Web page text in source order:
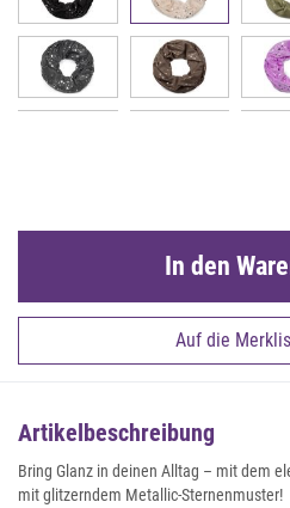
Auf die
In den
Artikelbeschreibung
Bring Glanz in deinen Alltag – mit dem
mit glitzerndem Metallic-Sternenmuster!